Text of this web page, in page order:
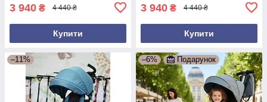
3 940 ₴ 4 440 ₴
Купити
3 940 ₴ 4 440 ₴
Купити
–11% –6% Подарунок